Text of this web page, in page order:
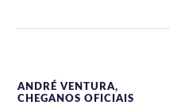
ANDRÉ VENTURA,
CHEGANOS OFICIAIS